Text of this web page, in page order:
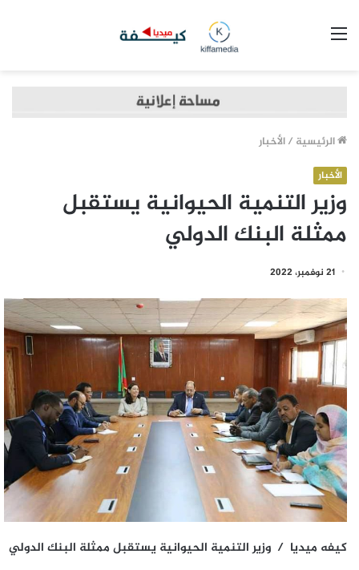
الرئيسية /الأخبار
الأخبار
وزير التنمية الحيوانية يستقبل
ممثلة البنك الدولي
21 نوفمبر، 2022
كيفه ميديا / وزير التنمية الحيوانية يستقبل ممثلة البنك الدولي